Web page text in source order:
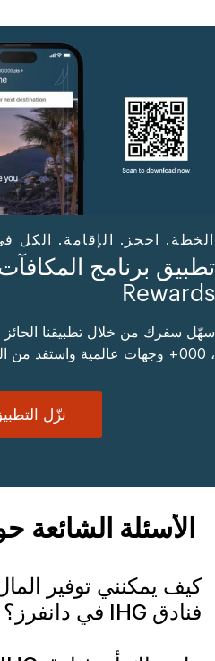
الخطة. احجز. الإقامة. الكل
Rewards
، 000+ وجهات عالمية واستفد من المزيد.
نزّل
الأسئلة الشائعة
كيف يمكنني توفير
فنادق IHG في دانفرز؟